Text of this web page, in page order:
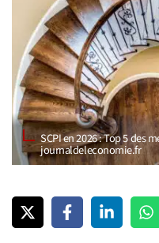
SCPI en 2026 : Top 5 des
journaldeleconomie.fr